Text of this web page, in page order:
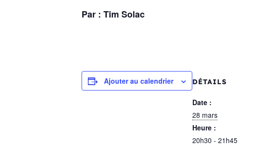
Par : Tim Solac
Ajouter au calendrier DÉTAILS
Date :
28 mars
Heure :
20h30 - 21h45